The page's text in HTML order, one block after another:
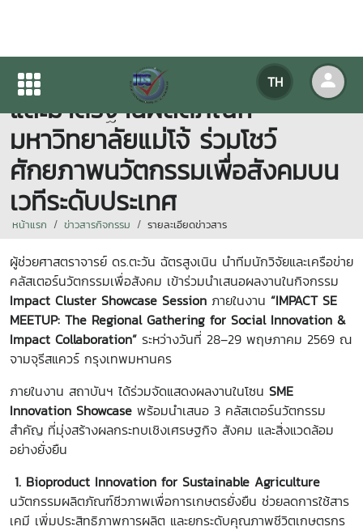
TH
สถาบันบริการตรวจสอบคุณภาพ
และมาตรฐานผลิตภัณฑ์
มหาวิทยาลัยแม่โจ้ ร่วมโชว์
ศักยภาพนวัตกรรมเพื่อสังคมบน
เวทีระดับประเทศ
หน้าแรก ข่าวสารกิจกรรม รายละเอียดข่าวสาร
ผู้ช่วยศาสตราจารย์ ดร.ตะวัน ฉัตรสูงเนิน นำทีมนักวิจัยและเครือข่าย
คลัสเตอร์นวัตกรรมเพื่อสังคม เข้าร่วมนำเสนอผลงานในกิจกรรม
Impact Cluster Showcase Session ภายในงาน “IMPACT SE
MEETUP: The Regional Gathering for Social Innovation &
Impact Collaboration” ระหว่างวันที่ 28–29 พฤษภาคม 2569 ณ
จามจุรีสแควร์ กรุงเทพมหานคร
ภายในงาน สถาบันฯ ได้ร่วมจัดแสดงผลงานในโซน SME
Innovation Showcase พร้อมนำเสนอ 3 คลัสเตอร์นวัตกรรม
สำคัญ ที่มุ่งสร้างผลกระทบเชิงเศรษฐกิจ สังคม และสิ่งแวดล้อม
อย่างยั่งยืน
1. Bioproduct Innovation for Sustainable Agriculture
นวัตกรรมผลิตภัณฑ์ชีวภาพเพื่อการเกษตรยั่งยืน ช่วยลดการใช้สาร
เคมี เพิ่มประสิทธิภาพการผลิต และยกระดับคุณภาพชีวิตเกษตรกร